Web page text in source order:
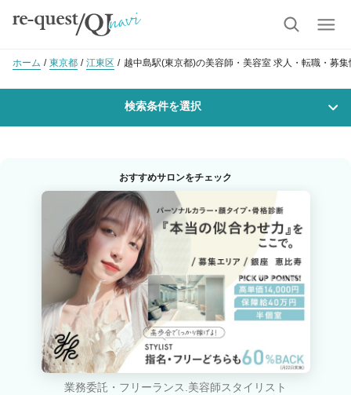
ホーム 東京都 江東区 越中島駅(東京都)の美容師・美容室 求人・転職・募集
検索条件を選択
沿線・駅を選択 市区町村を選択
職種・技能ランク
美容師スタイリスト 美容師アシスタント
カラーリスト フロント・レセプション
おすすめサロンをチェック
業務委託・フリーランス.美容師スタイリスト